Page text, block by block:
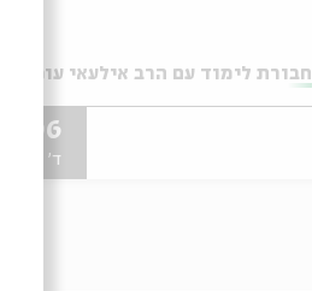
חבורת לימוד עם הרב אילעאי עופרן
05.06
ד' | 20:00